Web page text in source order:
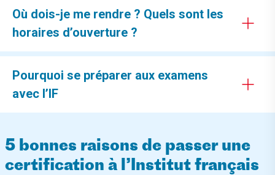
Où dois-je me rendre ? Quels sont les
horaires d’ouverture ?
Pourquoi se préparer aux examens
avec l’IF
5 bonnes raisons de passer une
certification à l’Institut français